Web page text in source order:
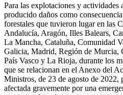
Para las explotaciones y actividades
producido daños como
forestales que tuvieron lugar en las
Andalucía, Aragón, Illes Balears,
La Mancha, Cataluña, Comunidad
Galicia, Madrid, Región de Murcia,
País Vasco y La Rioja, durante los
que se relacionan en el Anexo del
Ministros, de 23 de agosto de 2022,
afectada gravemente por una